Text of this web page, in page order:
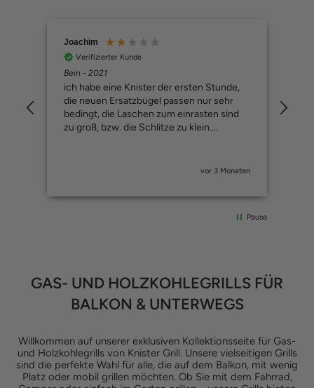
Joachim
Verifizierter Kunde
Bein - 2021
ich habe eine Knister der ersten Stunde,
die neuen Ersatzbügel passen nur sehr
bedingt, die Laschen zum einrasten sind
zu groß, bzw. die Schlitze zu klein....
vor 3 Monaten
Pause
GAS- UND HOLZKOHLEGRILLS FÜR
BALKON & UNTERWEGS
Willkommen auf unserer exklusiven Kollektionsseite für Gas-
und Holzkohlegrills von Knister Grill. Unsere vielseitigen Grills
sind die perfekte Wahl für alle, die auf dem Balkon, mit wenig
Platz oder mobil grillen möchten. Ob Sie mit dem Fahrrad,